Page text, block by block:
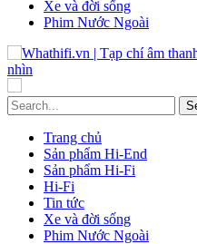
Xe và đời sống
Phim Nước Ngoài
Trang chủ
Sản phẩm Hi-End
Sản phẩm Hi-Fi
Hi-Fi
Tin tức
Xe và đời sống
Phim Nước Ngoài